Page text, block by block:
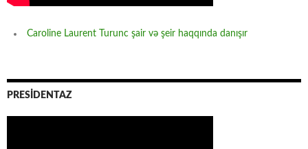
Caroline Laurent Turunc şair və şeir haqqında danışır
PRESİDENTAZ